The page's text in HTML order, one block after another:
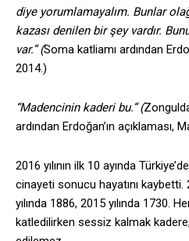
diye yorumlamayalım. Bunlar
kazası denilen bir şey vardır.
var.” (Soma katliamı ardından
2014.)
“Madencinin kaderi bu.” (
ardından Erdoğan’ın açıklaması,
2016 yılının ilk 10 ayında
cinayeti sonucu hayatını kaybetti.
yılında 1886, 2015 yılında 1730.
katledilirken sessiz kalmak